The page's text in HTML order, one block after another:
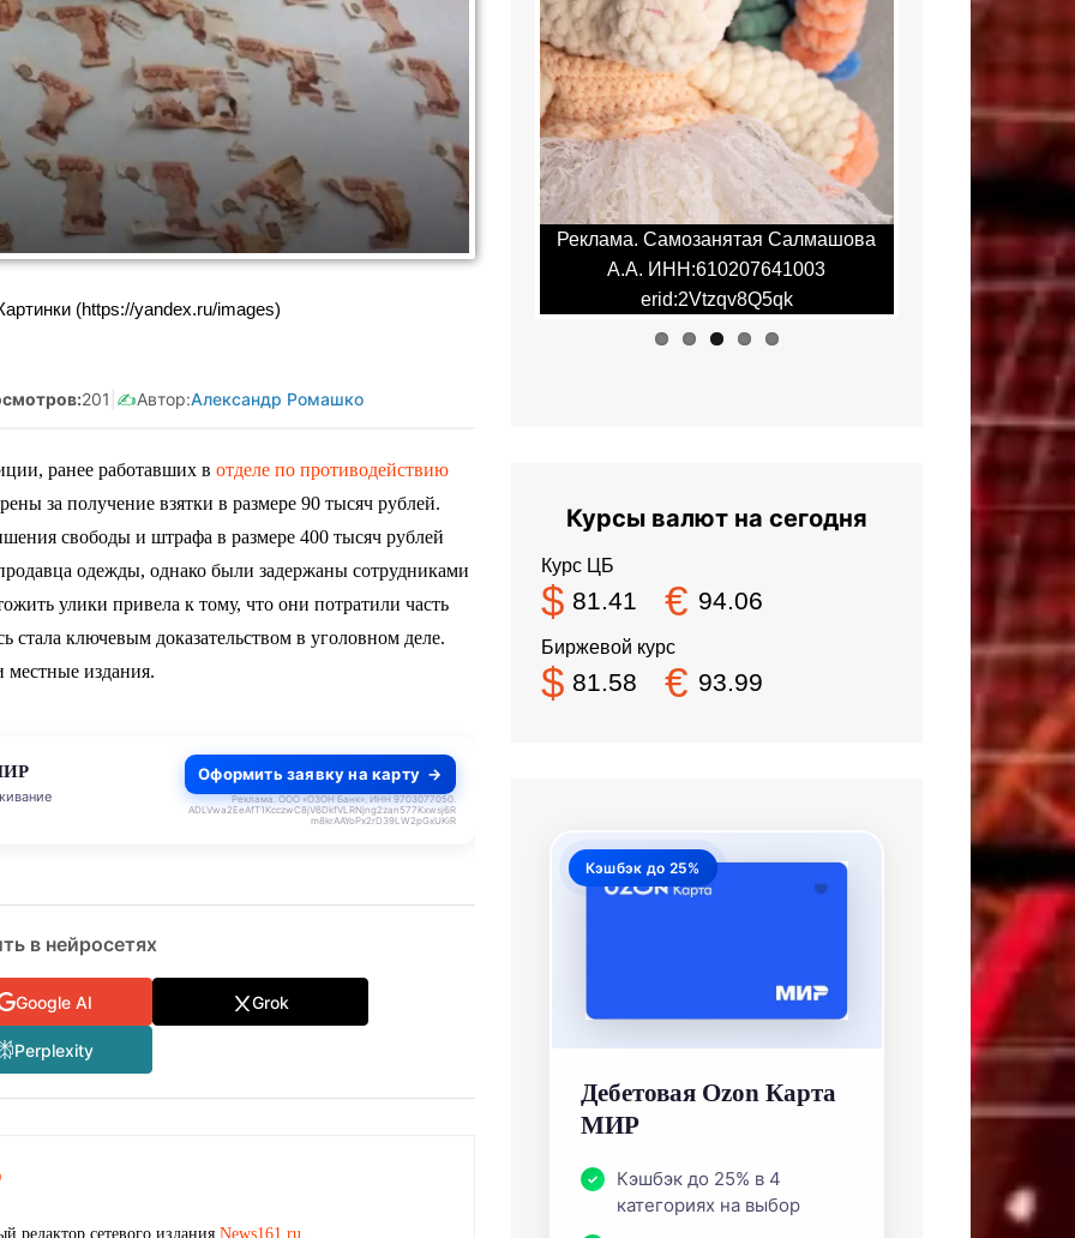
(https://yandex.ru/images)
201 ✍️Автор:Александр Ромашко
ранее работавших в отделе по противодействию
за получение взятки в размере 90 тысяч рублей.
свободы и штрафа в размере 400 тысяч рублей
одежды, однако были задержаны сотрудниками
улики привела к тому, что они потратили часть
стала ключевым доказательством в уголовном деле.
издания.
140 дней
Оформить заявку на карту
Реклама. ООО «ОЗОН Банк». ИНН 9703077050.
ADLVwa2EeAfT1KcczwC8jV6DkfVLRNjng2zan577Kxwsj6R
m8krAAYoPx2rD39LW2pGxUKiR
в нейросетях
Google AI Grok
Perplexity
редактор сетевого издания News161.ru,
Салмашова
Реклама. Самозанятая Салмашова
А.А. ИНН:610207641003
Реклама. Самозанятая Салмашова
А.А. ИНН:610207641003
erid:2Vtzqv8Q5qk
Реклама.
Курсы валют на сегодня
Курс ЦБ
$ 81.41 € 94.06
Биржевой курс
$ 81.58 € 93.99
Кэшбэк до 25%
Дебетовая Ozon Карта
МИР
Кэшбэк до 25% в 4
категориях на выбор